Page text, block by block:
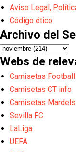
Aviso Legal,
Código ético
Archivo del
Webs de
Camisetas Football
Camisetas CT info
Camisetas
Sevilla FC
LaLiga
UEFA